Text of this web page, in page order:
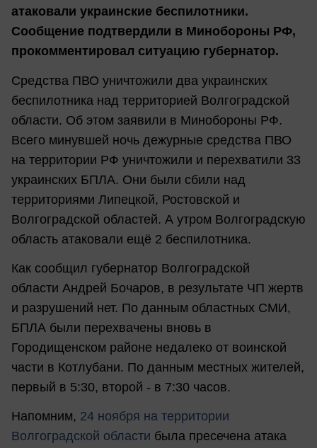
атаковали украинские беспилотники.
Сообщение подтвердили в Минобороны РФ,
прокомментировал ситуацию губернатор.
Средства ПВО уничтожили два украинских
беспилотника над территорией Волгоградской
области. Об этом заявили в Минобороны РФ.
Всего минувшей ночь дежурные средства ПВО
на территории РФ уничтожили и перехватили 33
украинских БПЛА. Они были сбили над
территориями Липецкой, Ростовской и
Волгоградской областей. А утром Волгоградскую
область атаковали ещё 2 беспилотника.
Как сообщил губернатор Волгоградской
области Андрей Бочаров, в результате ЧП жертв
и разрушений нет. По данным областных СМИ,
БПЛА были перехвачены вновь в
Городищенском районе недалеко от воинской
части в Котлубани. По данным местных жителей,
первый в 5:30, второй - в 7:30 часов.
Напомним, 24 ноября на территории
Волгоградской области была пресечена атака